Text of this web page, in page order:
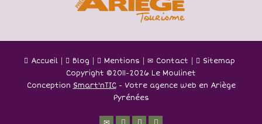
Accueil Blog Mentions Contact
Sitemap
Copyright ©2011-2026 Le Moulinet
Conception Smart'nTIC- Votre agence web en Ariège
Pyrénées